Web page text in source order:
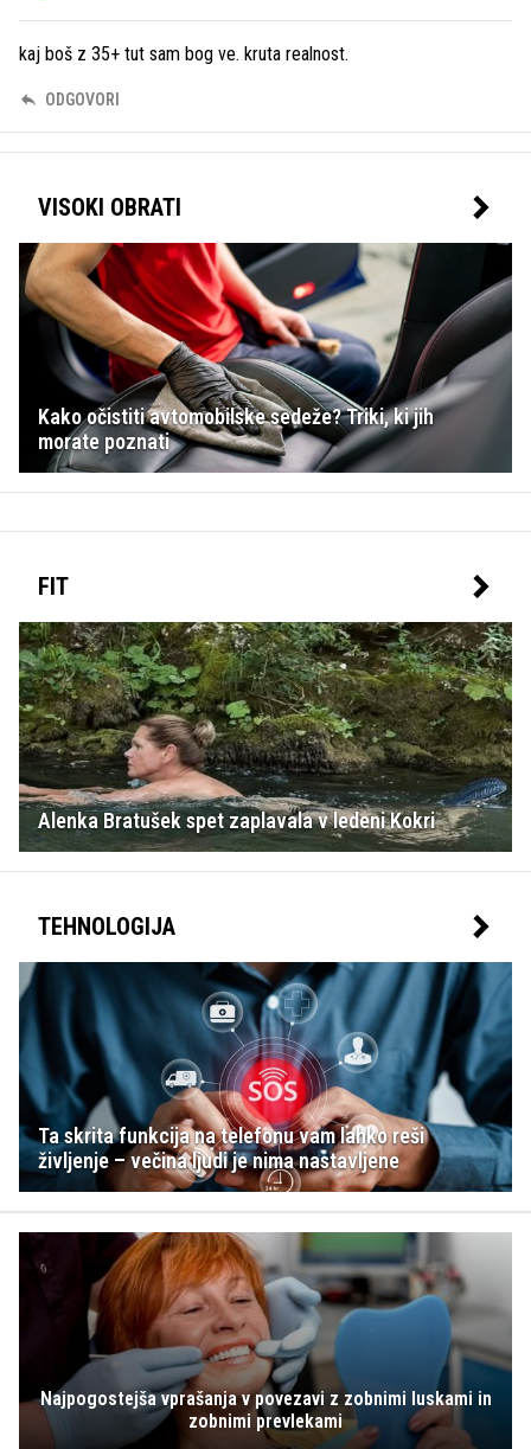
kaj boš z 35+ tut sam bog ve. kruta realnost.
ODGOVORI
VISOKI OBRATI
Kako očistiti avtomobilske sedeže? Triki, ki jih
morate poznati
FIT
Alenka Bratušek spet zaplavala v ledeni Kokri
TEHNOLOGIJA
Ta skrita funkcija na telefonu vam lahko reši
življenje – večina ljudi je nima nastavljene
Najpogostejša vprašanja v povezavi z zobnimi luskami in
zobnimi prevlekami